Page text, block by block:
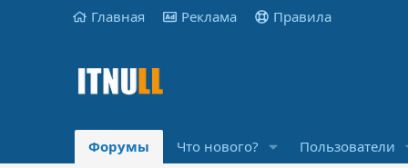
Главная Реклама Правила
Форумы Что нового? Пользователи